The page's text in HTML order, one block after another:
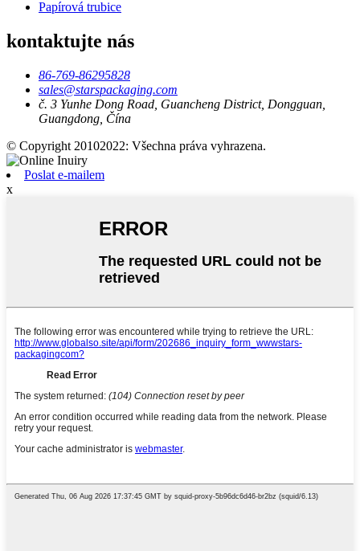
Papírová trubice
kontaktujte nás
86-769-86295828
sales@starspackaging.com
č. 3 Yunhe Dong Road, Guancheng District, Dongguan,
Guangdong, Čína
© Copyright 20102022: Všechna práva vyhrazena.
Poslat e-mailem
x